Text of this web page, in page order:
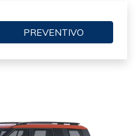
PREVENTIVO